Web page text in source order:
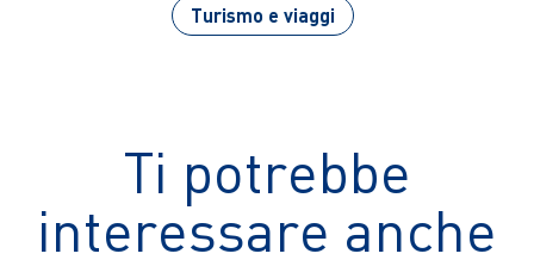
Turismo e viaggi
Ti potrebbe
interessare anche